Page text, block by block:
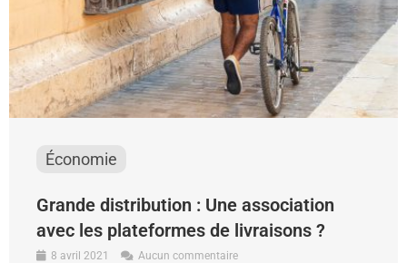
Économie
Grande distribution : Une association
avec les plateformes de livraisons ?
8 avril 2021 Aucun commentaire